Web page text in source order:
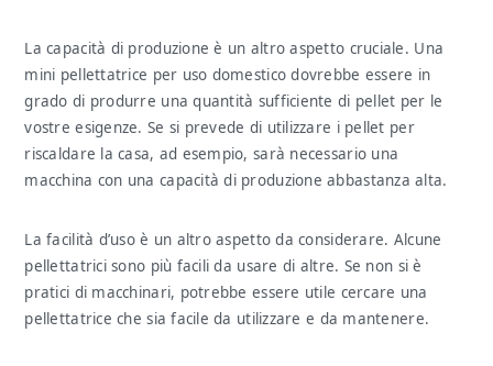
La capacità di produzione è un altro aspetto cruciale. Una
mini pellettatrice per uso domestico dovrebbe essere in
grado di produrre una quantità sufficiente di pellet per le
vostre esigenze. Se si prevede di utilizzare i pellet per
riscaldare la casa, ad esempio, sarà necessario una
macchina con una capacità di produzione abbastanza alta.
La facilità d’uso è un altro aspetto da considerare. Alcune
pellettatrici sono più facili da usare di altre. Se non si è
pratici di macchinari, potrebbe essere utile cercare una
pellettatrice che sia facile da utilizzare e da mantenere.